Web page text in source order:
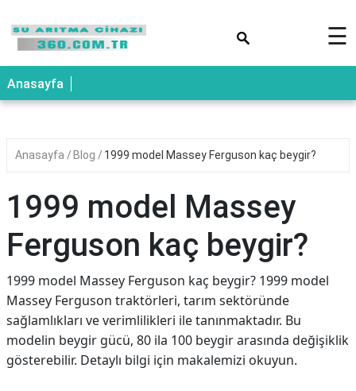
☰
Anasayfa
Anasayfa Blog 1999 model Massey Ferguson kaç beygir?
1999 model Massey
Ferguson kaç beygir?
1999 model Massey Ferguson kaç beygir? 1999 model
Massey Ferguson traktörleri, tarım sektöründe
sağlamlıkları ve verimlilikleri ile tanınmaktadır. Bu
modelin beygir gücü, 80 ila 100 beygir arasında değişiklik
gösterebilir. Detaylı bilgi için makalemizi okuyun.